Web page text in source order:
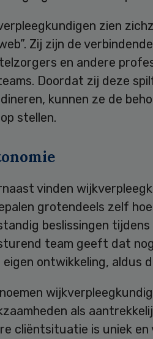
zien
Zij zijn de
en andere
Doordat zij deze
kunnen ze de
stellen.
vinden
grotendeels zelf
beslissingen
team geeft dat
eigen ontwikkeling, aldus
als
cliëntsituatie is uniek